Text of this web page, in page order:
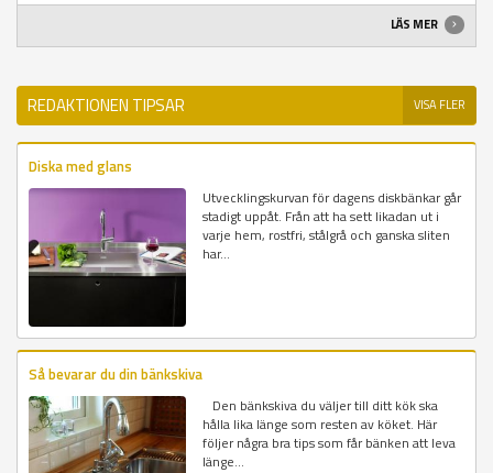
LÄS MER
REDAKTIONEN TIPSAR VISA FLER
Diska med glans
Utvecklingskurvan för dagens diskbänkar går
stadigt uppåt. Från att ha sett likadan ut i
varje hem, rostfri, stålgrå och ganska sliten
har...
Så bevarar du din bänkskiva
Den bänkskiva du väljer till ditt kök ska
hålla lika länge som resten av köket. Här
följer några bra tips som får bänken att leva
länge...